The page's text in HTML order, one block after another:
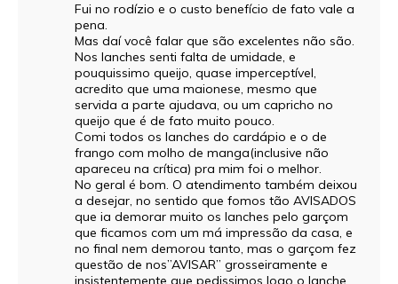
Fui no rodízio e o custo benefício de fato vale a
pena.
Mas daí você falar que são excelentes não são.
Nos lanches senti falta de umidade, e
pouquissimo queijo, quase imperceptível,
acredito que uma maionese, mesmo que
servida a parte ajudava, ou um capricho no
queijo que é de fato muito pouco.
Comi todos os lanches do cardápio e o de
frango com molho de manga(inclusive não
apareceu na crítica) pra mim foi o melhor.
No geral é bom. O atendimento também deixou
a desejar, no sentido que fomos tão AVISADOS
que ia demorar muito os lanches pelo garçom
que ficamos com um má impressão da casa, e
no final nem demorou tanto, mas o garçom fez
questão de nos”AVISAR” grosseiramente e
insistentemente que pedissimos logo o lanche